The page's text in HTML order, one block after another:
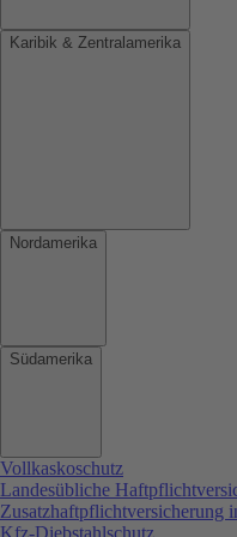
Karibik & Zentralamerika
Nordamerika
Südamerika
Vollkaskoschutz
Landesübliche
Zusatzhaftpflichtversicherung
Kfz-Diebstahlschutz